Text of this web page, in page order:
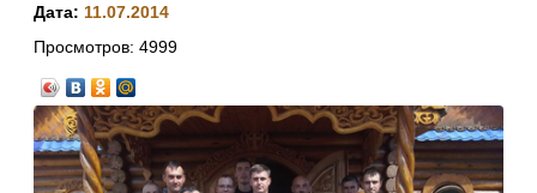
Дата: 11.07.2014
Просмотров: 4999